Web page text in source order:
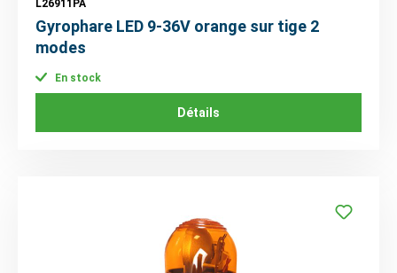
L26911PA
Gyrophare LED 9-36V orange sur tige 2
modes
En stock
Détails